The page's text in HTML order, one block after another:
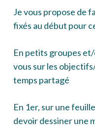
Je vous propose de
fixés au début pour
En petits groupes
vous sur les
temps partagé
En 1er, sur une
devoir dessiner une